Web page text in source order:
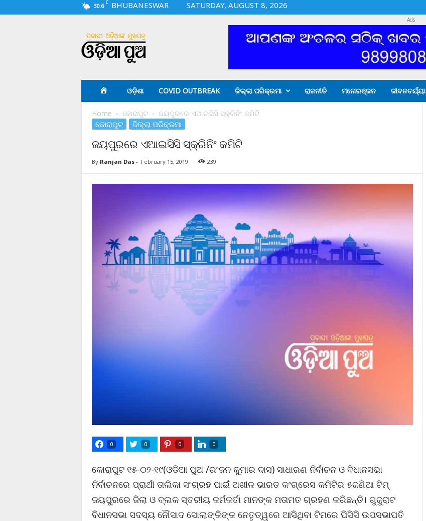
30.6 C BHUBANESWAR
SATURDAY, AUGUST 8, 2026
i
a
Ads
ଓଡ଼ିଶା COVID OUTBREAK ଜିଲ୍ଲା ପରିକ୍ରମା ରାଜନୀତି ମନୋରଞ୍ଜନ ଜୀବନଚର୍ଯ୍ୟା
Home କୋରାପୁଟ ଜୟପୁରରେ ଏଆଇସିସି ସ୍କ୍ରିନିଂ କମିଟି
କୋରାପୁଟ ଜିଲ୍ଲା ପରିକ୍ରମା
ଜୟପୁରରେ ଏଆଇସିସି ସ୍କ୍ରିନିଂ କମିଟି
By Ranjan Das- February 15, 2019 239
0 0 0 0
କୋରାପୁଟ ୧୫-୦୨-୧୯(ଓଡିଆ ପୁଅ /ରଂଜନ କୁମାର ଦାସ) ସାଧାରଣ ନିର୍ବାଚନ ଓ ବିଧାନସଭା
ନିର୍ବାଚନରେ ପ୍ରାର୍ଥୀ ତାଲିକା ସଂଗ୍ରହ ପାଇଁ ଅଖୀଳ ଭାରତ କଂଗ୍ରେସ କମିଟିର ୫ଜଣିଆ ଟିମ୍
ଜୟପୁରରେ ଜିଲା ଓ ବ୍ଲକ ସ୍ତରୀୟ କର୍ମକର୍ତା ମାନଙ୍କ ମତାମତ ଗ୍ରହଣ କରିଛନ୍ତି। ଗୁଜୁରାଟ
ବିଧାନସଭା ସଦସ୍ୟ ନୌସାଦ ସୋଲାଙ୍କିଙ୍କ ନେତୃତ୍ୱରେ ଆସିଥିବା ଟିମରେ ପିସିସି ଉପସଭାପତି